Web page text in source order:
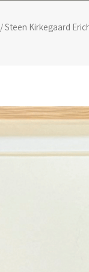
/ Steen Kirkegaard